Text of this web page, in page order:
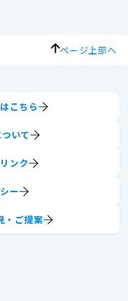
ページ上部へ
こちら
いて
ンク
ー
・ご提案